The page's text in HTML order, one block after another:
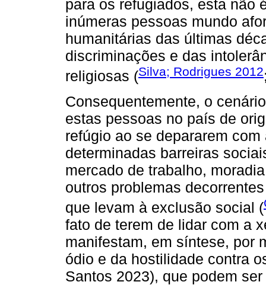
para os refugiados, esta não
inúmeras pessoas mundo
humanitárias das últimas
discriminações e das
religiosas (Silva; Rodrigues 2012
Consequentemente, o
estas pessoas no país de
refúgio ao se depararem
determinadas barreiras
mercado de trabalho,
outros problemas
que levam à exclusão social (
fato de terem de lidar com a
manifestam, em síntese, por
ódio e da hostilidade contra
Santos 2023), que podem